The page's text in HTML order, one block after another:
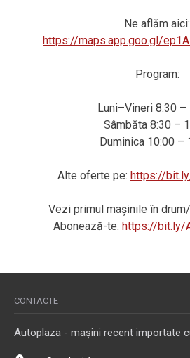
Ne aflăm aici:
https://maps.app.goo.gl/
Program:
Luni–Vineri 8:30 –
Sâmbăta 8:30 –
Duminica 10:00 –
Alte oferte pe: https://
Vezi primul mașinile în
Abonează-te: https://bit.ly/
CONTACTE
Autoplaza - mașini recent importate